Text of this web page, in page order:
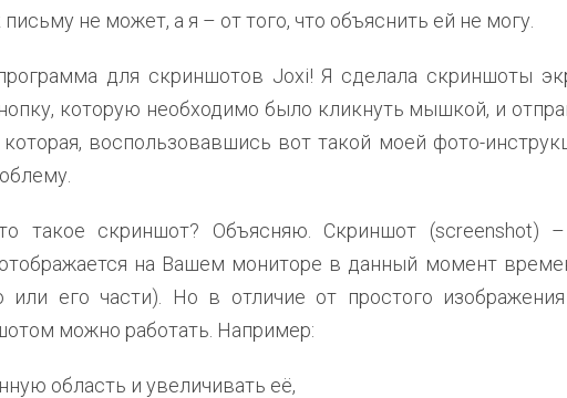
не может, а я – от того, что объяснить ей не могу.
для скриншотов Joxi! Я сделала скриншоты
которую необходимо было кликнуть мышкой, и
воспользовавшись вот такой моей фото-
такое скриншот? Объясняю. Скриншот (screenshot)
на Вашем мониторе в данный момент
или его части). Но в отличие от простого
можно работать. Например:
область и увеличивать её,